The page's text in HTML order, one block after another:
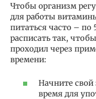
Чтобы организм
для работы
питаться часто – по
расписать так,
проходил через
времени:
Начните свой
время для